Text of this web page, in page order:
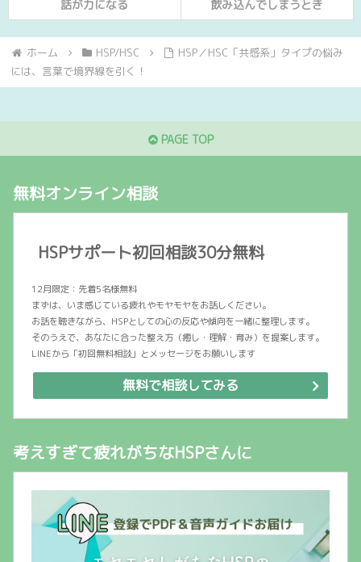
話が力になる
飲み込んでしまうとき
ホーム HSP/HSC
HSP／HSC「共感系」タイプの悩み
には、言葉で境界線を引く！
PAGE TOP
無料オンライン相談
HSPサポート初回相談30分無料
12月限定：先着5名様無料
まずは、いま感じている疲れやモヤモヤをお話しください。
お話を聴きながら、HSPとしての心の反応や傾向を一緒に整理します。
そのうえで、あなたに合った整え方（癒し・理解・育み）を提案します。
LINEから「初回無料相談」とメッセージをお願いします
無料で相談してみる
考えすぎて疲れがちなHSPさんに